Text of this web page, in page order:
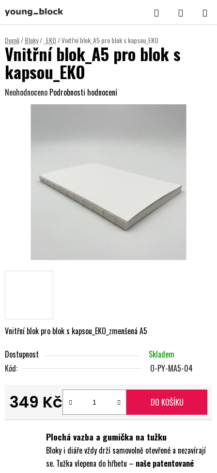
na
obsah
Hledat NÁKUPNÍ
KOŠÍK
Domů/Bloky/ _EKO/Vnitřní blok_A5 pro blok s kapsou_EKO
Vnitřní blok pro blok s kapsou_EKO_zmenšená A5
Dostupnost
Skladem
Kód:
O-PY-MA5-04
349 Kč
Měrná cena:
DO KOŠÍKU
Vnitřní blok_A5 pro blok s
kapsou_EKO
Průměrné
hodnocení
Neohodnoceno Podrobnosti hodnocení
Plochá vazba a gumička na tužku
Bloky i diáře vždy drží samovolně otevřené a nezavírají
se. Tužka vlepena do hřbetu – naše patentované